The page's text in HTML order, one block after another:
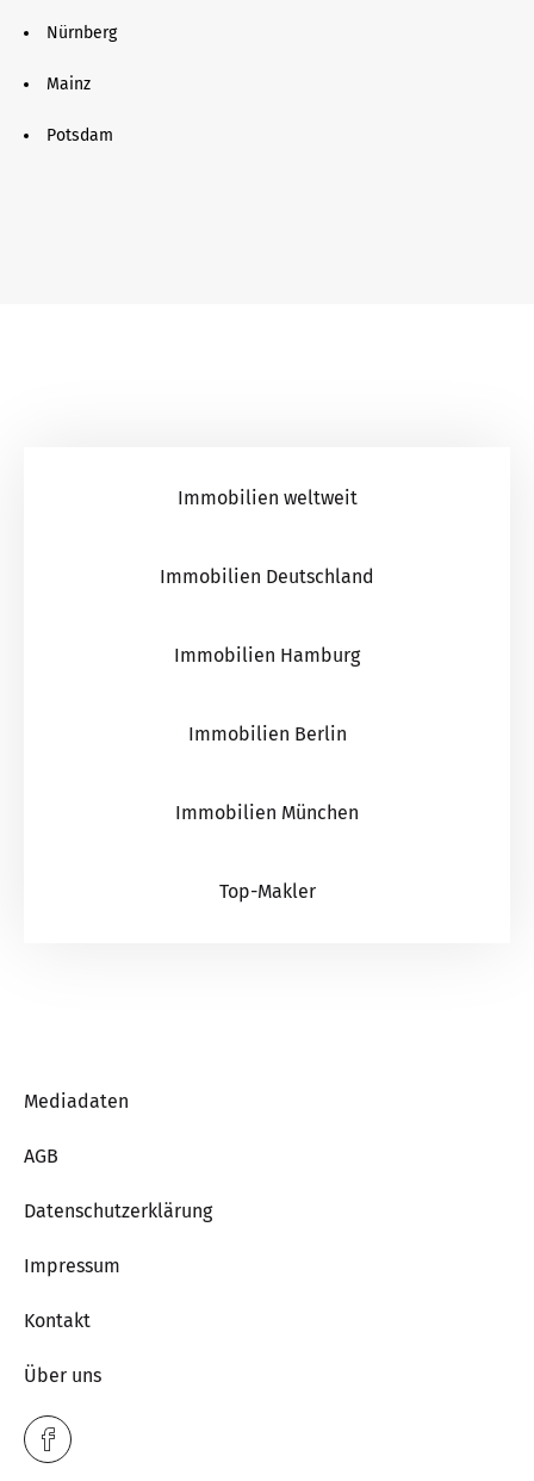
Nürnberg
Mainz
Potsdam
Immobilien weltweit
Immobilien Deutschland
Immobilien Hamburg
Immobilien Berlin
Immobilien München
Top-Makler
Mediadaten
AGB
Datenschutzerklärung
Impressum
Kontakt
Über uns